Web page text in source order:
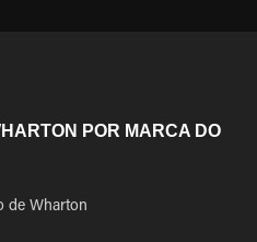
POR MARCA DO
de Wharton